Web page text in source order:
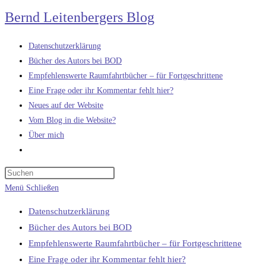
Zum
Inhalt
springen
Bernd Leitenbergers Blog
Datenschutzerklärung
Bücher des Autors bei BOD
Empfehlenswerte Raumfahrtbücher – für Fortgeschrittene
Eine Frage oder ihr Kommentar fehlt hier?
Neues auf der Website
Vom Blog in die Website?
Über mich
umschalten
Menü Schließen
Datenschutzerklärung
Bücher des Autors bei BOD
Empfehlenswerte Raumfahrtbücher – für Fortgeschrittene
Eine Frage oder ihr Kommentar fehlt hier?